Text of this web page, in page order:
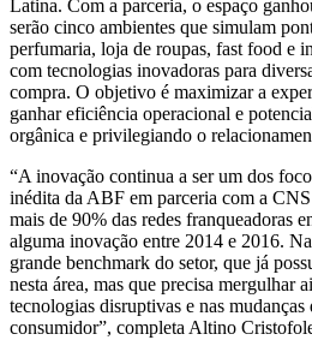
Latina. Com a parceria, o espaço
serão cinco ambientes que simulam
perfumaria, loja de roupas, fast food e
com tecnologias inovadoras para
compra. O objetivo é maximizar a
ganhar eficiência operacional e
orgânica e privilegiando o
“A inovação continua a ser um dos
inédita da ABF em parceria com a
mais de 90% das redes franqueadoras
alguma inovação entre 2014 e 2016.
grande benchmark do setor, que já
nesta área, mas que precisa mergulhar
tecnologias disruptivas e nas
consumidor”, completa Altino